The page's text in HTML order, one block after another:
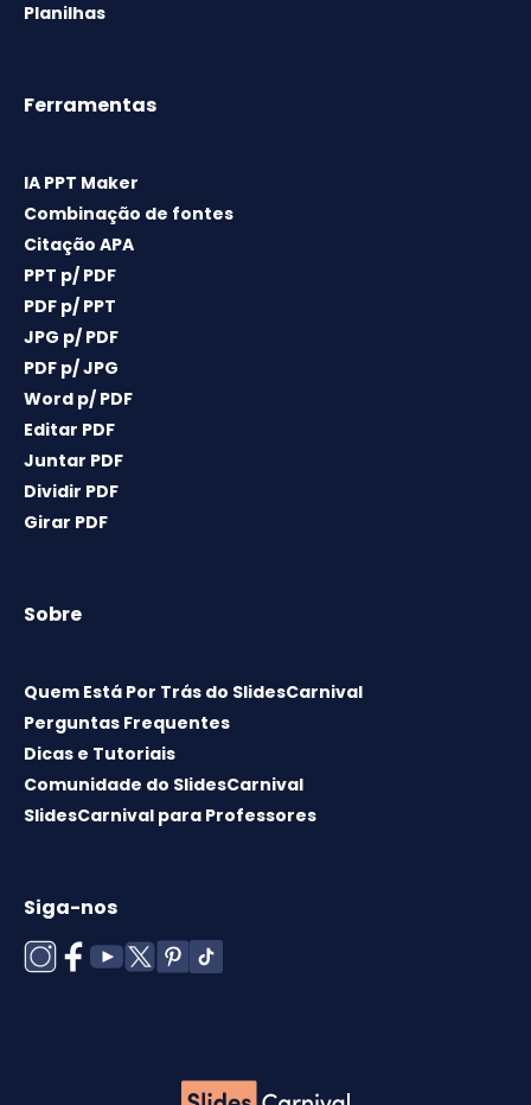
Planilhas
Ferramentas
IA PPT Maker
Combinação de fontes
Citação APA
PPT p/ PDF
PDF p/ PPT
JPG p/ PDF
PDF p/ JPG
Word p/ PDF
Editar PDF
Juntar PDF
Dividir PDF
Girar PDF
Sobre
Quem Está Por Trás do SlidesCarnival
Perguntas Frequentes
Dicas e Tutoriais
Comunidade do SlidesCarnival
SlidesCarnival para Professores
Siga-nos